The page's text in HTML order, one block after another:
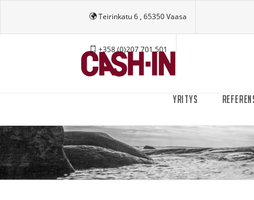
Teirinkatu 6 , 65350 Vaasa
+358 (0)207 701 501
YRITYS